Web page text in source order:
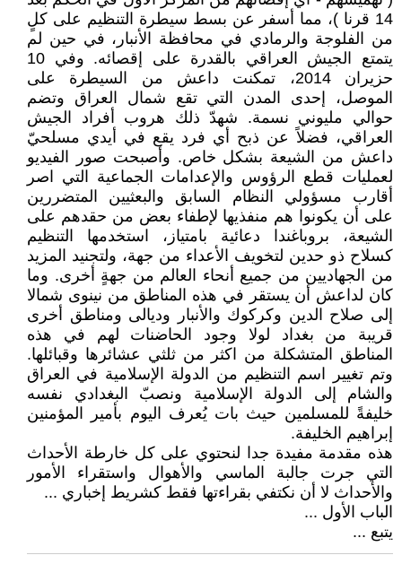
14 قرنا )، مما أسفر عن بسط سيطرة التنظيم على كلٍ
من الفلوجة والرمادي في محافظة الأنبار، في حين لم
يتمتع الجيش العراقي بالقدرة على إقصائه. وفي 10
حزيران 2014، تمكنت داعش من السيطرة على
الموصل، إحدى المدن التي تقع شمال العراق وتضم
حوالي مليوني نسمة. شهدّ ذلك هروب أفراد الجيش
العراقي، فضلاً عن ذبح أي فرد يقع في أيدي مسلحيّ
داعش من الشيعة بشكل خاص. وأصبحت صور الفيديو
لعمليات قطع الرؤوس والإعدامات الجماعية التي اصر
أقارب مسؤولي النظام السابق والبعثيين المتضررين
على أن يكونوا هم منفذيها لإطفاء بعض من حقدهم على
الشيعة، بروباغندا دعائية بامتياز، استخدمها التنظيم
كسلاح ذو حدين لتخويف الأعداء من جهة، ولتجنيد المزيد
من الجهاديين من جميع أنحاء العالم من جهةٍ أخرى. وما
كان لداعش أن يستقر في هذه المناطق من نينوى شمالا
إلى صلاح الدين وكركوك والأنبار وديالى ومناطق أخرى
قريبة من بغداد لولا وجود الحاضنات لهم في هذه
المناطق المتشكلة من اكثر من ثلثي عشائرها وقبائلها.
وتم تغيير اسم التنظيم من الدولة الإسلامية في العراق
والشام إلى الدولة الإسلامية ونصبّ البغدادي نفسه
خليفةً للمسلمين حيث بات يُعرف اليوم بأمير المؤمنين
إبراهيم الخليفة.
هذه مقدمة مفيدة جدا لنحتوي على كل خارطة الأحداث
التي جرت جالبة الماسي والأهوال واستقراء الأمور
والأحداث لا أن نكتفي بقراءتها فقط كشريط إخباري ...
الباب الأول ...
يتبع ...